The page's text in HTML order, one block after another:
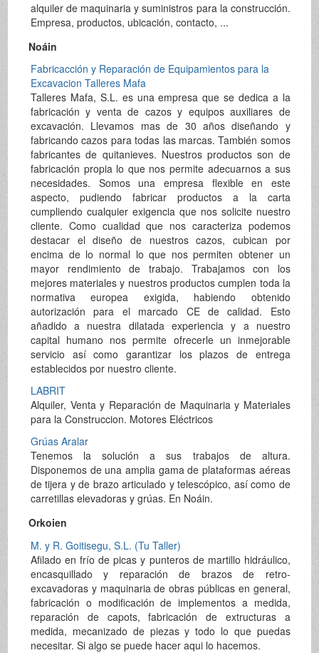
alquiler de maquinaria y suministros para la construcción.
Empresa, productos, ubicación, contacto, ...
Noáin
Fabricacción y Reparación de Equipamientos para la
Excavacion Talleres Mafa
Talleres Mafa, S.L. es una empresa que se dedica a la
fabricación y venta de cazos y equipos auxiliares de
excavación. Llevamos mas de 30 años diseñando y
fabricando cazos para todas las marcas. También somos
fabricantes de quitanieves. Nuestros productos son de
fabricación propia lo que nos permite adecuarnos a sus
necesidades. Somos una empresa flexible en este
aspecto, pudiendo fabricar productos a la carta
cumpliendo cualquier exigencia que nos solicite nuestro
cliente. Como cualidad que nos caracteriza podemos
destacar el diseño de nuestros cazos, cubican por
encima de lo normal lo que nos permiten obtener un
mayor rendimiento de trabajo. Trabajamos con los
mejores materiales y nuestros productos cumplen toda la
normativa europea exigida, habiendo obtenido
autorización para el marcado CE de calidad. Esto
añadido a nuestra dilatada experiencia y a nuestro
capital humano nos permite ofrecerle un inmejorable
servicio así como garantizar los plazos de entrega
establecidos por nuestro cliente.
LABRIT
Alquiler, Venta y Reparación de Maquinaria y Materiales
para la Construccion. Motores Eléctricos
Grúas Aralar
Tenemos la solución a sus trabajos de altura.
Disponemos de una amplia gama de plataformas aéreas
de tijera y de brazo articulado y telescópico, así como de
carretillas elevadoras y grúas. En Noáin.
Orkoien
M. y R. Goitisegu, S.L. (Tu Taller)
Afilado en frío de picas y punteros de martillo hidráulico,
encasquillado y reparación de brazos de retro-
excavadoras y maquinaria de obras públicas en general,
fabricación o modificación de implementos a medida,
reparación de capots, fabricación de extructuras a
medida, mecanizado de piezas y todo lo que puedas
necesitar. Si algo se puede hacer aqui lo hacemos.